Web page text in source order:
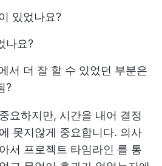
있었나요?
나요?
서 더 잘 할 수 있었던 부분은
?
요하지만, 시간을 내어 결정
못지않게 중요합니다. 의사
서 프로젝트 타임라인 를 통